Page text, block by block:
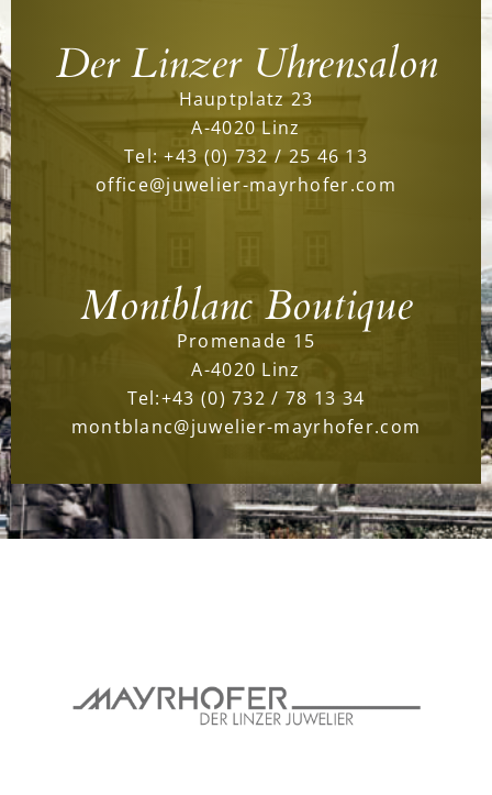
Der Linzer Uhrensalon
Hauptplatz 23
A-4020 Linz
Tel:+43 (0) 732 / 25 46 13
office@juwelier-mayrhofer.com
Montblanc Boutique
Promenade 15
A-4020 Linz
Tel:+43 (0) 732 / 78 13 34
montblanc@juwelier-mayrhofer.com